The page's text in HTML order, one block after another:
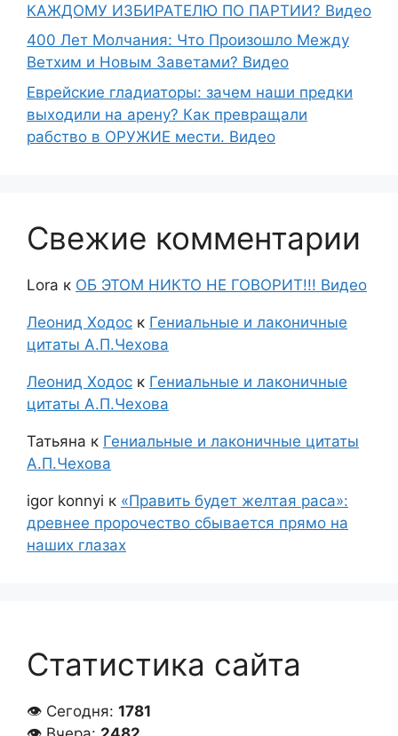
КАЖДОМУ ИЗБИРАТЕЛЮ ПО ПАРТИИ? Видео
400 Лет Молчания: Что Произошло Между
Ветхим и Новым Заветами? Видео
Еврейские гладиаторы: зачем наши предки
выходили на арену? Как превращали
рабство в ОРУЖИЕ мести. Видео
Свежие комментарии
Lora к ОБ ЭТОМ НИКТО НЕ ГОВОРИТ!!! Видео
Леонид Ходос к Гениальные и лаконичные
цитаты А.П.Чехова
Леонид Ходос к Гениальные и лаконичные
цитаты А.П.Чехова
Татьяна к Гениальные и лаконичные цитаты
А.П.Чехова
igor konnyi к «Править будет желтая раса»:
древнее пророчество сбывается прямо на
наших глазах
Статистика сайта
👁 Сегодня: 1781